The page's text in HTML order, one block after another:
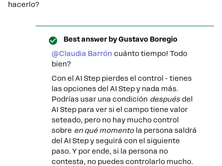
hacerlo?
Best answer byGustavo Boregio
@Claudia Barrón cuánto tiempo! Todo
bien?
Con el AI Step pierdes el control - tienes
las opciones del AI Step y nada más.
Podrías usar una condición despuésdel
AI Step para ver si el campo tiene valor
seteado, pero no hay mucho control
sobre en qué momentola persona saldrá
del AI Step y seguirá con el siguiente
paso. Y por ende, si la persona no
contesta, no puedes controlarlo mucho.